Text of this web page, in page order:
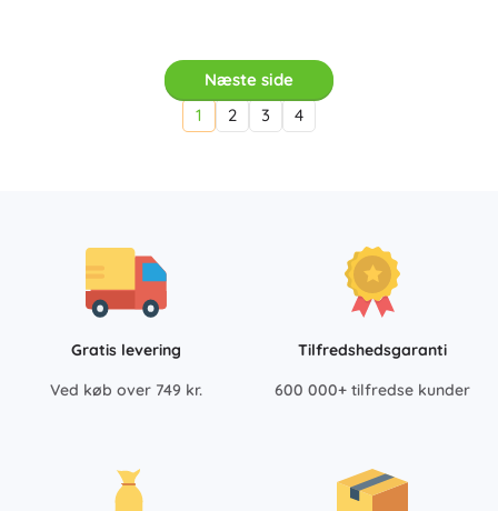
Næste side
1
2 3 4
Gratis levering
Ved køb over 749 kr.
Tilfredshedsgaranti
600 000+ tilfredse kunder